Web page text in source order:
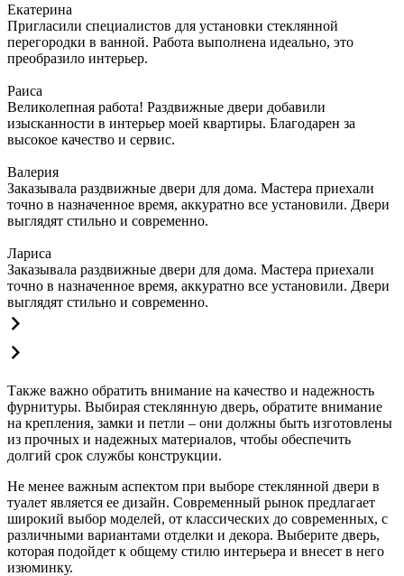
Екатерина
Пригласили специалистов для установки стеклянной
перегородки в ванной. Работа выполнена идеально, это
преобразило интерьер.
Раиса
Великолепная работа! Раздвижные двери добавили
изысканности в интерьер моей квартиры. Благодарен за
высокое качество и сервис.
Валерия
Заказывала раздвижные двери для дома. Мастера приехали
точно в назначенное время, аккуратно все установили. Двери
выглядят стильно и современно.
Лариса
Заказывала раздвижные двери для дома. Мастера приехали
точно в назначенное время, аккуратно все установили. Двери
выглядят стильно и современно.
Также важно обратить внимание на качество и надежность
фурнитуры. Выбирая стеклянную дверь, обратите внимание
на крепления, замки и петли – они должны быть изготовлены
из прочных и надежных материалов, чтобы обеспечить
долгий срок службы конструкции.
Не менее важным аспектом при выборе стеклянной двери в
туалет является ее дизайн. Современный рынок предлагает
широкий выбор моделей, от классических до современных, с
различными вариантами отделки и декора. Выберите дверь,
которая подойдет к общему стилю интерьера и внесет в него
изюминку.